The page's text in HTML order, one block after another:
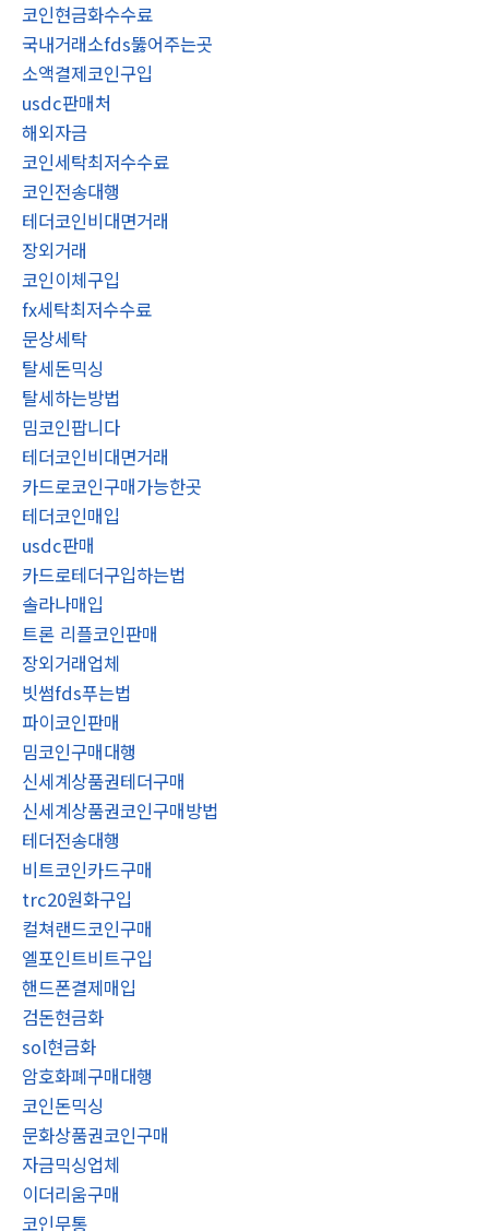
코인현금화수수료
국내거래소fds뚫어주는곳
소액결제코인구입
usdc판매처
해외자금
코인세탁최저수수료
코인전송대행
테더코인비대면거래
장외거래
코인이체구입
fx세탁최저수수료
문상세탁
탈세돈믹싱
탈세하는방법
밈코인팝니다
테더코인비대면거래
카드로코인구매가능한곳
테더코인매입
usdc판매
카드로테더구입하는법
솔라나매입
트론 리플코인판매
장외거래업체
빗썸fds푸는법
파이코인판매
밈코인구매대행
신세계상품권테더구매
신세계상품권코인구매방법
테더전송대행
비트코인카드구매
trc20원화구입
컬쳐랜드코인구매
엘포인트비트구입
핸드폰결제매입
검돈현금화
sol현금화
암호화폐구매대행
코인돈믹싱
문화상품권코인구매
자금믹싱업체
이더리움구매
코인무통